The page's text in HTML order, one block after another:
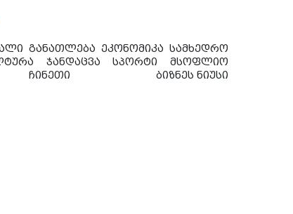
განათლება ეკონომიკა სამხედრო
ჯანდაცვა სპორტი
მსოფლიო
ჩინეთი ბიზნეს ნიუსი